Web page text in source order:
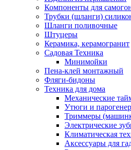
Компоненты для
Трубки (шланги)
Шланги поливочные
Штуцеры
Керамика, керамогранит
Садовая Техника
Минимойки
Пена-клей монтажный
Фляги-бидоны
Техника для дома
Механические
Утюги и
Триммеры
Электрические
Климатическая
Аксессуары для